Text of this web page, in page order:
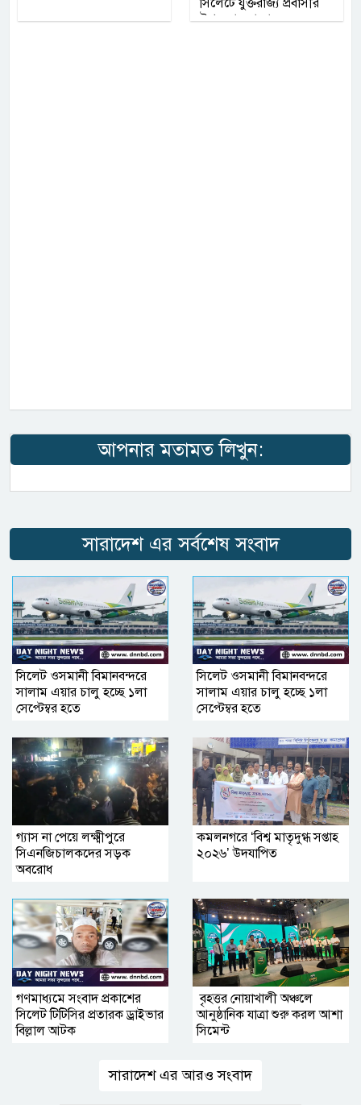
উপর মামলা দায়ের
আপনার মতামত লিখুন:
সারাদেশ এর সর্বশেষ সংবাদ
সিলেট ওসমানী বিমানবন্দরে
সালাম এয়ার চালু হচ্ছে ১লা
সেপ্টেম্বর হতে
সিলেট ওসমানী বিমানবন্দরে
সালাম এয়ার চালু হচ্ছে ১লা
সেপ্টেম্বর হতে
গ্যাস না পেয়ে লক্ষ্মীপুরে
সিএনজিচালকদের সড়ক
অবরোধ
কমলনগরে ‘বিশ্ব মাতৃদুগ্ধ সপ্তাহ
২০২৬’ উদযাপিত
গণমাধ্যমে সংবাদ প্রকাশের
সিলেট টিটিসির প্রতারক ড্রাইভার
বিল্লাল আটক
বৃহত্তর নোয়াখালী অঞ্চলে
আনুষ্ঠানিক যাত্রা শুরু করল আশা
সিমেন্ট
সারাদেশ এর আরও সংবাদ